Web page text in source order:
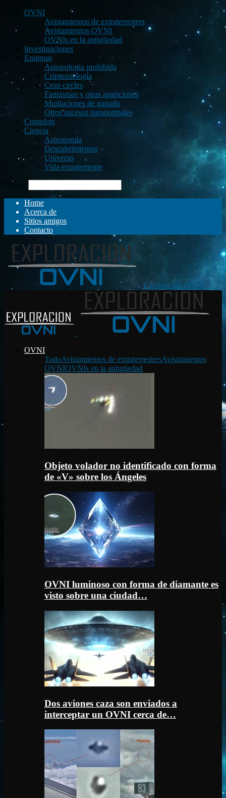
OVNI
Avistamientos de extraterrestres
Avistamientos OVNI
OVNIs en la antigüedad
Investigaciones
Enigmas
Arqueología prohibida
Criptozoología
Crop circles
Fantasmas y otras apariciones
Mutilaciones de ganado
Otros sucesos paranormales
Complots
Ciencia
Astronomía
Descubrimientos
Universo
Vida extraterrestre
Buscar
Home
Acerca de
Sitios amigos
Contacto
Exploración OVNI
OVNI
TodoAvistamientos de extraterrestresAvistamientos
OVNIOVNIs en la antigüedad
Objeto volador no identificado con forma
de «V» sobre los Ángeles
OVNI luminoso con forma de diamante es
visto sobre una ciudad…
Dos aviones caza son enviados a
interceptar un OVNI cerca de…